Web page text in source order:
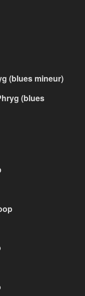
(blues mineur)
(blues